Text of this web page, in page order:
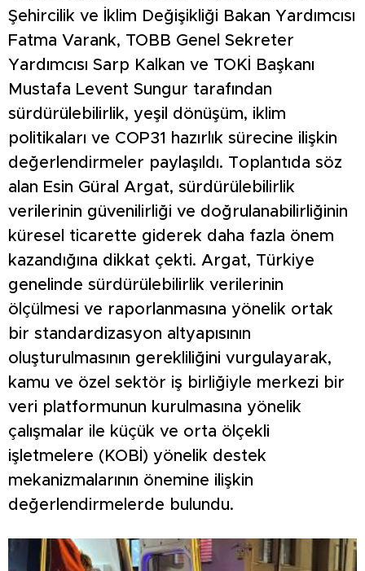
Şehircilik ve İklim Değişikliği Bakan Yardımcısı
Fatma Varank, TOBB Genel Sekreter
Yardımcısı Sarp Kalkan ve TOKİ Başkanı
Mustafa Levent Sungur tarafından
sürdürülebilirlik, yeşil dönüşüm, iklim
politikaları ve COP31 hazırlık sürecine ilişkin
değerlendirmeler paylaşıldı. Toplantıda söz
alan Esin Güral Argat, sürdürülebilirlik
verilerinin güvenilirliği ve doğrulanabilirliğinin
küresel ticarette giderek daha fazla önem
kazandığına dikkat çekti. Argat, Türkiye
genelinde sürdürülebilirlik verilerinin
ölçülmesi ve raporlanmasına yönelik ortak
bir standardizasyon altyapısının
oluşturulmasının gerekliliğini vurgulayarak,
kamu ve özel sektör iş birliğiyle merkezi bir
veri platformunun kurulmasına yönelik
çalışmalar ile küçük ve orta ölçekli
işletmelere (KOBİ) yönelik destek
mekanizmalarının önemine ilişkin
değerlendirmelerde bulundu.